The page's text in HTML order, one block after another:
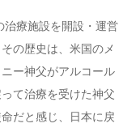
治療施設を開設・運営
の歴史は、米国のメ
ー神父がアルコール
て治療を受けた神父
だと感じ、日本に戻